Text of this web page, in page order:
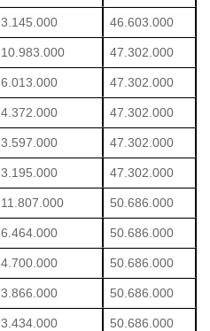
3.145.000 46.603.000
10.983.000 47.302.000
6.013.000 47.302.000
4.372.000 47.302.000
3.597.000 47.302.000
3.195.000 47.302.000
11.807.000 50.686.000
6.464.000 50.686.000
4.700.000 50.686.000
3.866.000 50.686.000
3.434.000 50.686.000